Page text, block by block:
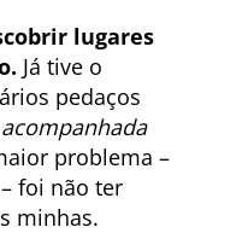
lugares
Já tive o
pedaços
acompanhada
problema –
foi não ter
minhas.